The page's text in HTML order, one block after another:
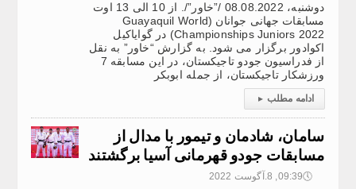
دوشنبه، 08.08.2022 /”خاور”/. از 10 الی 13 اوت
مسابقات جهانی جوانان (Guayaquil World
Championships Juniors 2022) در گوایاکیل
اکوادور برگزار می شود. به گزارش “خاور” به نقل
از فدراسیون جودو تاجیکستان، در این مسابقه 7
ورزشکار تاجیکستان، از جمله ابوبکر
ادامه مطلب ▸
سامان، شادمان و تیمور با مدال از
مسابقات جودو قهرمانی آسیا برگشتند
🕔09:39, 8.آگوست 2022